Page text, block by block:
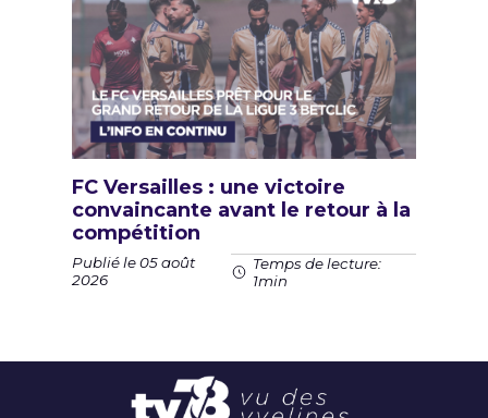
FC Versailles : une victoire
convaincante avant le retour à la
compétition
Publié le 05 août
2026
Temps de lecture:
1min